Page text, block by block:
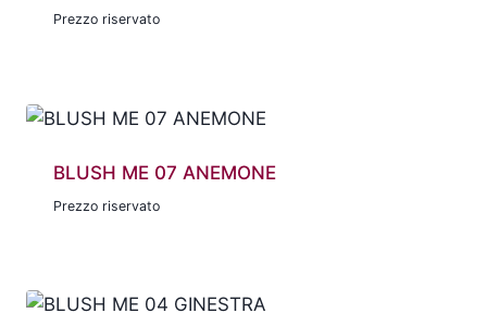
Prezzo riservato
BLUSH ME 07 ANEMONE
Prezzo riservato